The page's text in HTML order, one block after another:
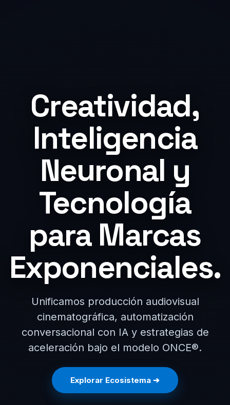
Creatividad,
Inteligencia
Neuronal y
Tecnología
para Marcas
Exponenciales.
Unificamos producción audiovisual
cinematográfica, automatización
conversacional con IA y estrategias de
aceleración bajo el modelo ONCE®.
Explorar Ecosistema ➔